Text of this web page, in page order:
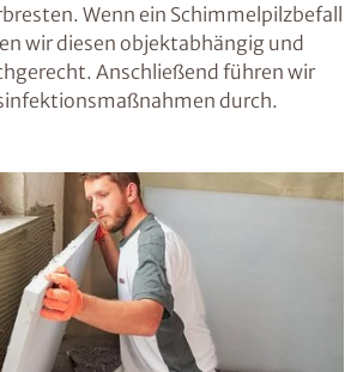
Wenn ein Schimmelpilzbefall
wir diesen objektabhängig und
Anschließend führen wir
durch.